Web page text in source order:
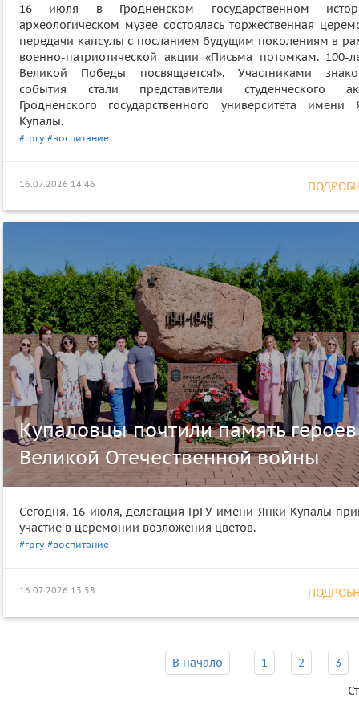
16 июля в Гродненском государственном
археологическом музее состоялась торжественная
передачи капсулы с посланием будущим поколениям в
военно-патриотической акции «Письма потомкам. 100-
Великой Победы посвящается!». Участниками
события стали представители студенческого
Гродненского государственного университета имени
Купалы.
#гргу #воспитание
16.07.2026 14:46
Купаловцы почтили память героев
Великой Отечественной войны
Сегодня, 16 июля, делегация ГрГУ имени Янки Купалы
участие в церемонии возложения цветов.
#гргу #воспитание
16.07.2026 13:58
В начало 1 2
3